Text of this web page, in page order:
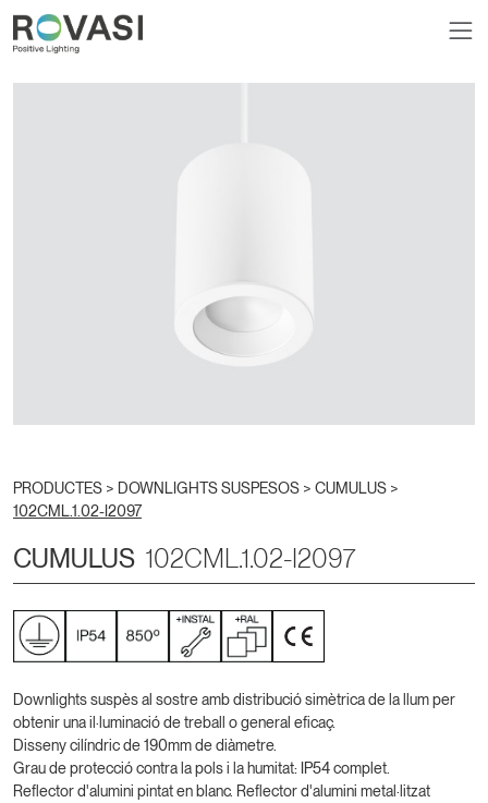
PRODUCTES > DOWNLIGHTS SUSPESOS > CUMULUS >
102CML.1.02-I2097
CUMULUS 102CML.1.02-I2097
Downlights suspès al sostre amb distribució simètrica de la llum per
obtenir una il·luminació de treball o general eficaç.
Disseny cilíndric de 190mm de diàmetre.
Grau de protecció contra la pols i la humitat: IP54 complet.
Reflector d'alumini pintat en blanc. Reflector d'alumini metal·litzat